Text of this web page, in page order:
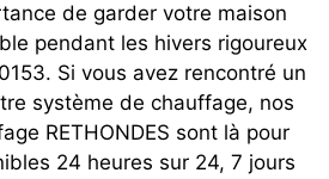
de garder votre maison
pendant les hivers rigoureux
Si vous avez rencontré un
système de chauffage, nos
RETHONDES sont là pour
24 heures sur 24, 7 jours